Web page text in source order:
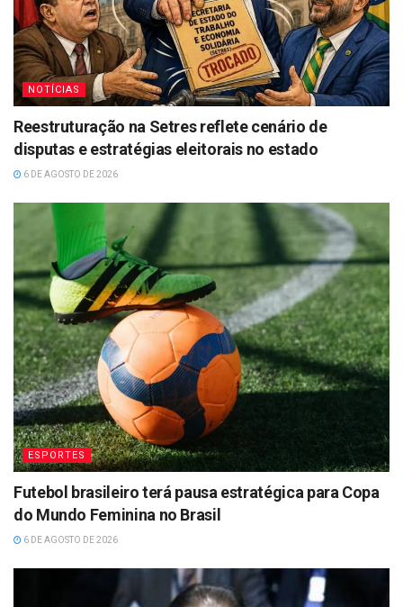
NOTÍCIAS
Reestruturação na Setres reflete cenário de
disputas e estratégias eleitorais no estado
6 DE AGOSTO DE 2026
ESPORTES
Futebol brasileiro terá pausa estratégica para Copa
do Mundo Feminina no Brasil
6 DE AGOSTO DE 2026